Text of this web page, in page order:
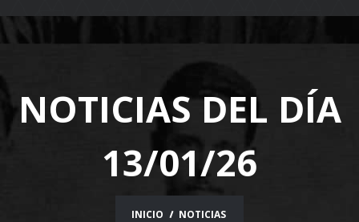
NOTICIAS DEL DÍA
13/01/26
INICIO NOTICIAS